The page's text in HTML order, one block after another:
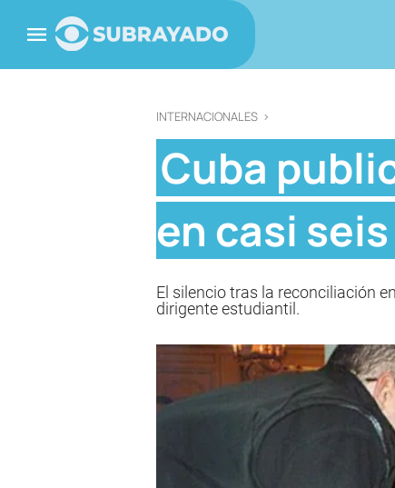
INTERNACIONALES >
Cuba
en casi
El silencio tras la reconciliación
dirigente estudiantil.